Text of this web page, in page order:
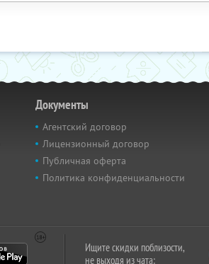
Документы
Агентский договор
Лицензионный договор
Публичная оферта
Политика конфиденциальности
Ищите скидки поблизости,
не выходя из чата: